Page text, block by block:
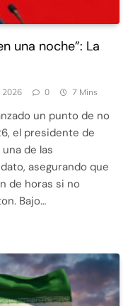
una noche”: La
2026 0 7 Mins
un punto de no
el presidente de
de las
asegurando que
de horas si no
Bajo…